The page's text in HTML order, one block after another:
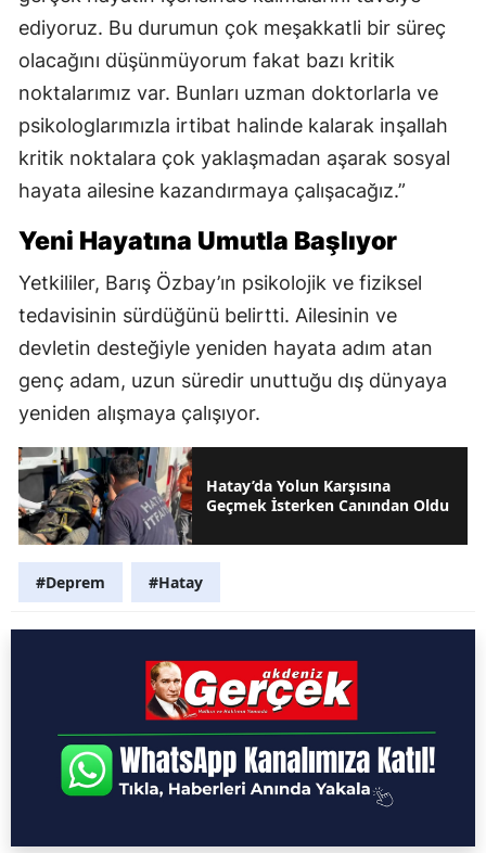
ediyoruz. Bu durumun çok meşakkatli bir süreç
olacağını düşünmüyorum fakat bazı kritik
noktalarımız var. Bunları uzman doktorlarla ve
psikologlarımızla irtibat halinde kalarak inşallah
kritik noktalara çok yaklaşmadan aşarak sosyal
hayata ailesine kazandırmaya çalışacağız.”
Yeni Hayatına Umutla Başlıyor
Yetkililer, Barış Özbay’ın psikolojik ve fiziksel
tedavisinin sürdüğünü belirtti. Ailesinin ve
devletin desteğiyle yeniden hayata adım atan
genç adam, uzun süredir unuttuğu dış dünyaya
yeniden alışmaya çalışıyor.
Hatay’da Yolun Karşısına
Geçmek İsterken Canından Oldu
#Deprem #Hatay